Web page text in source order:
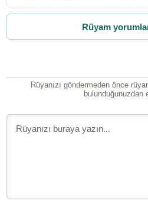
Rüyam
Rüyanızı göndermeden önce
bulunduğunuzdan